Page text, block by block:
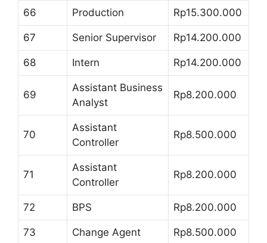
66 Production Rp15.300.000
67 Senior Supervisor Rp14.200.000
68 Intern Rp14.200.000
69
Assistant Business
Analyst
Rp8.200.000
70
Assistant
Controller
Rp8.500.000
71
Assistant
Controller
Rp8.200.000
72 BPS Rp8.200.000
73 Change Agent Rp8.500.000